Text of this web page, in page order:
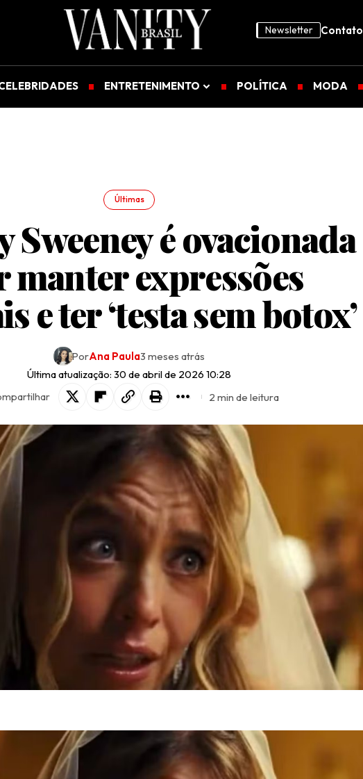
Newsletter Contato
ENTRETENIMENTO POLÍTICA MODA
Últimas
Sweeney é ovacionada
manter expressões
e ter ‘testa sem botox’
Última atualização: 30 de abril de 2026 10:28
PorAna Paula3 meses atrás
2 min de leitura